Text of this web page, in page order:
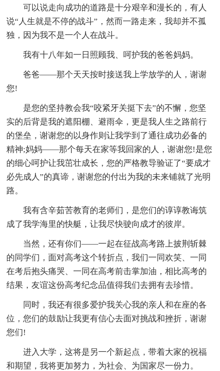
可以说走向成功的道路是十分艰辛和漫长的，有人
说“人生就是不停的战斗”，然而一路走来，我却并不孤
独，因为我不是一个人在战斗。
我有十八年如一日照顾我、呵护我的爸爸妈妈。
爸爸——那个天天按时接送我上学放学的人，谢谢
您!
是您的坚持教会我“咬紧牙关挺下去”的不懈，您坚
实的后背是我的遮阳棚、避雨伞，更是我人生之路前行
的堡垒，谢谢您的以身作则让我学到了通往成功必备的
精神;妈妈——那个每天在家等我回家的人，谢谢您!是您
的细心呵护让我茁壮成长，您的严格教导验证了“要成才
必先成人”的真谛，谢谢您的付出为我的未来铺就了光明
路。
我有含辛茹苦教育的老师们，是您们的谆谆教诲筑
成了我学海里的快艇，让我尽快驶向成才的彼岸。
当然，还有你们——一起在征战高考路上披荆斩棘
的同学们，面对高考这个转折点，我们一同欢笑、一同
在考后抱头痛哭、一同在高考前击掌加油，相比高考的
结果，友谊这份高考纪念品值得我们去拥有去珍惜。
同时，我还有很多爱护我关心我的亲人和在座的各
位，您们的鼓励让我更有信心去面对挑战和挫折，谢谢
您们!
进入大学，这将是另一个新起点，带着大家的祝福
和期望，我将更加努力，为社会、为国家尽一份力。